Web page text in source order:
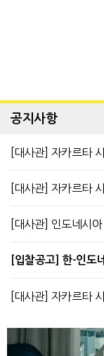
공지사항
[대사관] 자카르타
[대사관] 자카르타
[대사관] 인도네시
[입찰공고] 한-인도
[대사관] 자카르타